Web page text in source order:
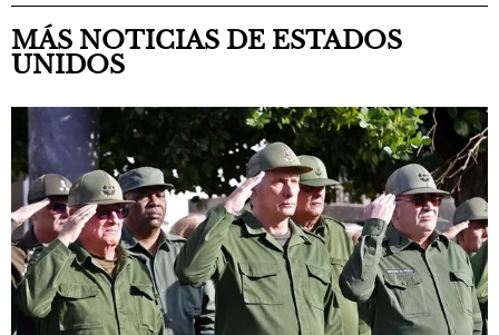
MÁS NOTICIAS DE ESTADOS
UNIDOS